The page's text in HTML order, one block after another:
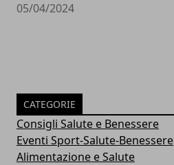
05/04/2024
CATEGORIE
Consigli Salute e Benessere
Eventi Sport-Salute-Benessere
Alimentazione e Salute